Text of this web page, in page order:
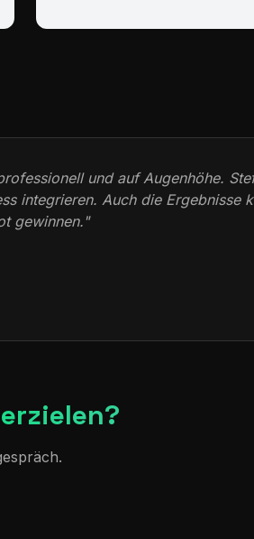
und auf Augenhöhe.
integrieren. Auch die Ergebnisse
gewinnen."